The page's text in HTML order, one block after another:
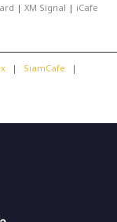
| XM Signal | iCafe
| SiamCafe
|